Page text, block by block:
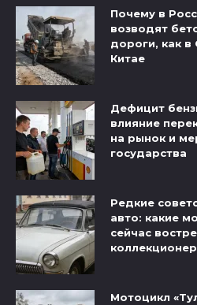
Почему в
возводят
дороги, как
Китае
Дефицит
влияние
на рынок и
государства
Редкие
авто: какие
сейчас
Мотоцикл